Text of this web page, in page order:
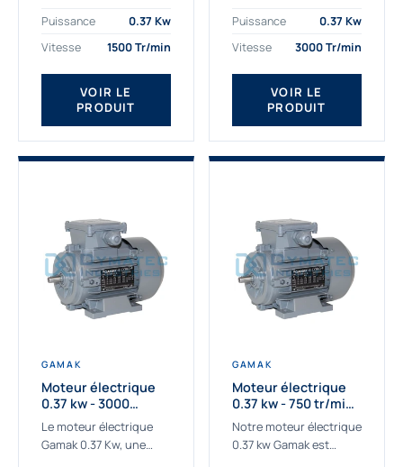
exigeantes.
kw de référence
AGM2EL 71 M 4b...
Puissance
0.37 Kw
Vitesse
1500 Tr/min
VOIR LE
PRODUIT
gamme de moteurs
exclusivement
fabriquée...
Puissance
0.37 Kw
Vitesse
3000 Tr/min
VOIR LE
PRODUIT
GAMAK
Moteur électrique
0.37 kw - 3000
Tr/min - 230/400v -
Taille 63 - IE2
Le moteur électrique
Gamak 0.37 Kw, une
GAMAK
Moteur électrique
0.37 kw - 750 tr/min -
230/400V - IE2
Notre moteur électrique
0.37 kw Gamak est